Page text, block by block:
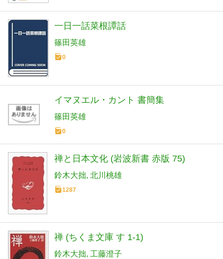
一日一話菜根譚話
篠田英雄
0
イマヌエル・カント 書簡集
篠田英雄
0
禅と日本文化 (岩波新書 赤版 75)
鈴木大拙 北川桃雄
1287
禅 (ちくま文庫 す 1-1)
鈴木大拙 工藤澄子